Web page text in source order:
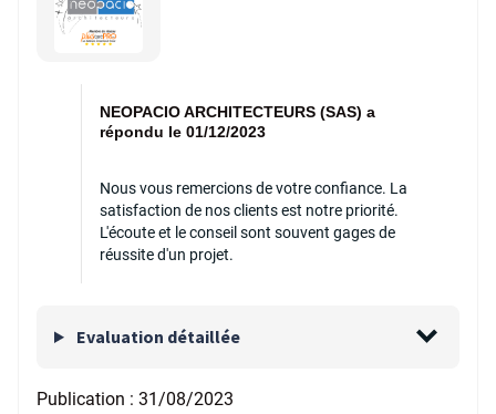
NEOPACIO ARCHITECTEURS (SAS) a
répondu le 01/12/2023
Nous vous remercions de votre confiance. La
satisfaction de nos clients est notre priorité.
L'écoute et le conseil sont souvent gages de
réussite d'un projet.
Evaluation détaillée
Publication : 31/08/2023